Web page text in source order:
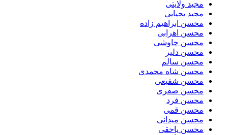
مجید ولایتی
مجید یحیایی
محسن ابراهیم زاده
محسن اهرابی
محسن چاوشی
محسن دلیر
محسن سالم
محسن شاه محمدی
محسن شفیعی
محسن صفری
محسن فرد
محسن قمی
محسن میدانی
محسن یاحقی